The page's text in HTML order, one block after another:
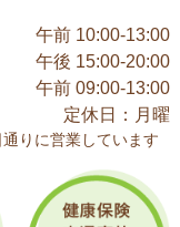
午前 10:00-13:00
午後 15:00-20:00
午前 09:00-13:00
定休日：月曜
りに営業しています